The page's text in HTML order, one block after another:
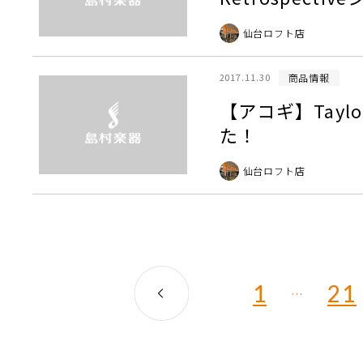
仙台ロフト店
2017.11.30 商品情報
【アコギ】
た！
仙台ロフト店
1 … 21